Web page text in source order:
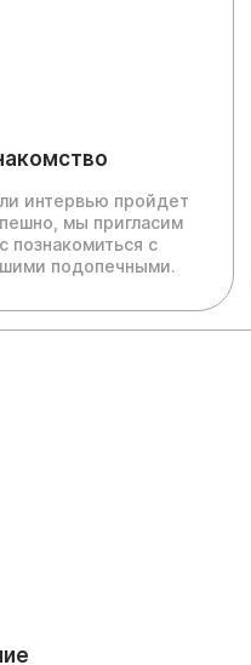
интервью пройдет
мы пригласим
познакомиться с
подопечными.